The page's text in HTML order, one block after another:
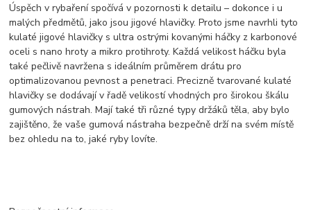
Úspěch v rybaření spočívá v pozornosti k detailu – dokonce i u
malých předmětů, jako jsou jigové hlavičky. Proto jsme navrhli tyto
kulaté jigové hlavičky s ultra ostrými kovanými háčky z karbonové
oceli s nano hroty a mikro protihroty. Každá velikost háčku byla
také pečlivě navržena s ideálním průměrem drátu pro
optimalizovanou pevnost a penetraci. Precizně tvarované kulaté
hlavičky se dodávají v řadě velikostí vhodných pro širokou škálu
gumových nástrah. Mají také tři různé typy držáků těla, aby bylo
zajištěno, že vaše gumová nástraha bezpečně drží na svém místě
bez ohledu na to, jaké ryby lovíte.